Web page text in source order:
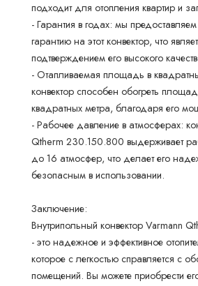
подходит для отопления квартир и
- Гарантия в годах: мы
гарантию на этот конвектор, что
подтверждением его высокого
- Отапливаемая площадь в
конвектор способен обогреть
квадратных метра, благодаря его
- Рабочее давление в атмосферах:
Qtherm 230.150.800 выдерживает
до 16 атмосфер, что делает его
безопасным в использовании.
Заключение:
Внутрипольный конвектор Varmann
- это надежное и эффективное
которое с легкостью справляется с
помещений. Вы можете приобрести